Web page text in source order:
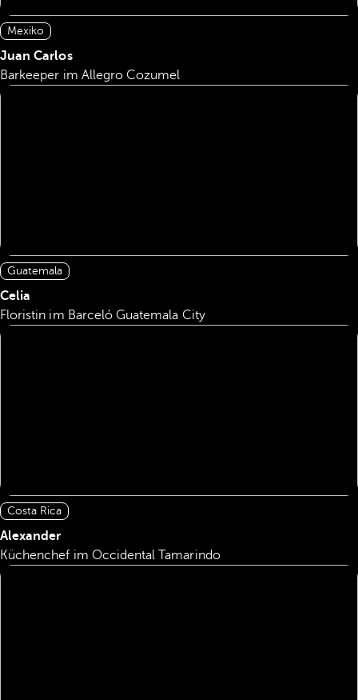
Mexiko
Juan Carlos
Barkeeper im Allegro Cozumel
Guatemala
Celia
Floristin im Barceló Guatemala City
Costa Rica
Alexander
Küchenchef im Occidental Tamarindo